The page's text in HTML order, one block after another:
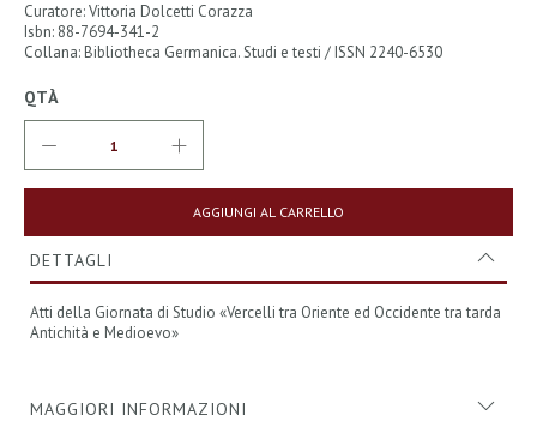
Curatore: Vittoria Dolcetti Corazza
Isbn: 88-7694-341-2
Collana: Bibliotheca Germanica. Studi e testi / ISSN 2240-6530
QTÀ
AGGIUNGI AL CARRELLO
DETTAGLI
Atti della Giornata di Studio «Vercelli tra Oriente ed Occidente tra tarda
Antichità e Medioevo»
MAGGIORI INFORMAZIONI